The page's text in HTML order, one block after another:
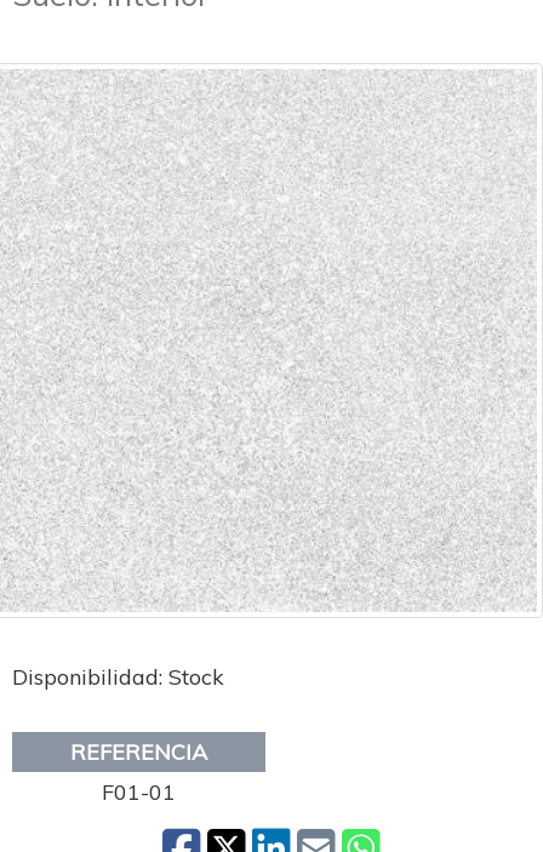
Disponibilidad: Stock
REFERENCIA
F01-01